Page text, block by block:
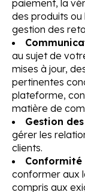
paiement, la
des produits ou
gestion des
au sujet de
mises à jour,
pertinentes
plateforme,
matière de
Gestion
gérer les
clients.
Conformité
conformer aux
compris aux